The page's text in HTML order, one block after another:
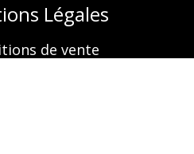
Légales
de vente